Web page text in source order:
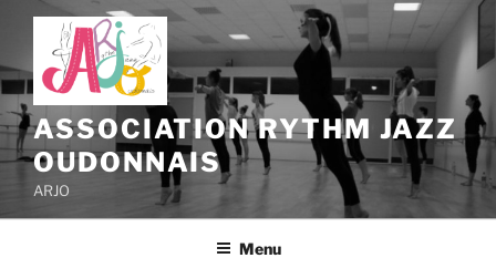
Aller
contenu
principal
ASSOCIATION RYTHM JAZZ
OUDONNAIS
ARJO
Menu